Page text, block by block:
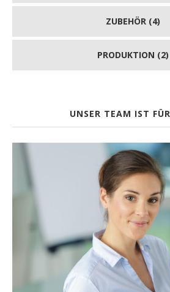
ZUBEHÖR (4)
PRODUKTION (2)
UNSER TEAM IST